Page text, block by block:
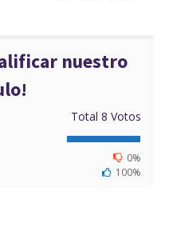
nuestro
Total 8 Votos
0%
100%